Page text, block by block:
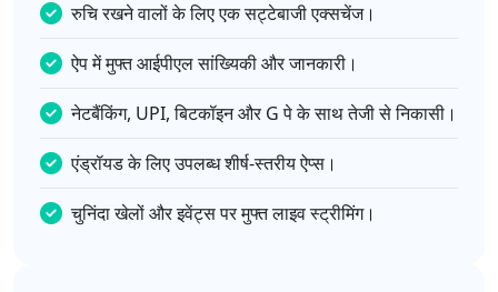
रुचि रखने वालों के लिए एक सट्टेबाजी एक्सचेंज।
ऐप में मुफ्त आईपीएल सांख्यिकी और जानकारी।
नेटबैंकिंग, UPI, बिटकॉइन और G पे के साथ तेजी से निकासी।
एंड्रॉयड के लिए उपलब्ध शीर्ष-स्तरीय ऐप्स।
चुनिंदा खेलों और इवेंट्स पर मुफ्त लाइव स्ट्रीमिंग।